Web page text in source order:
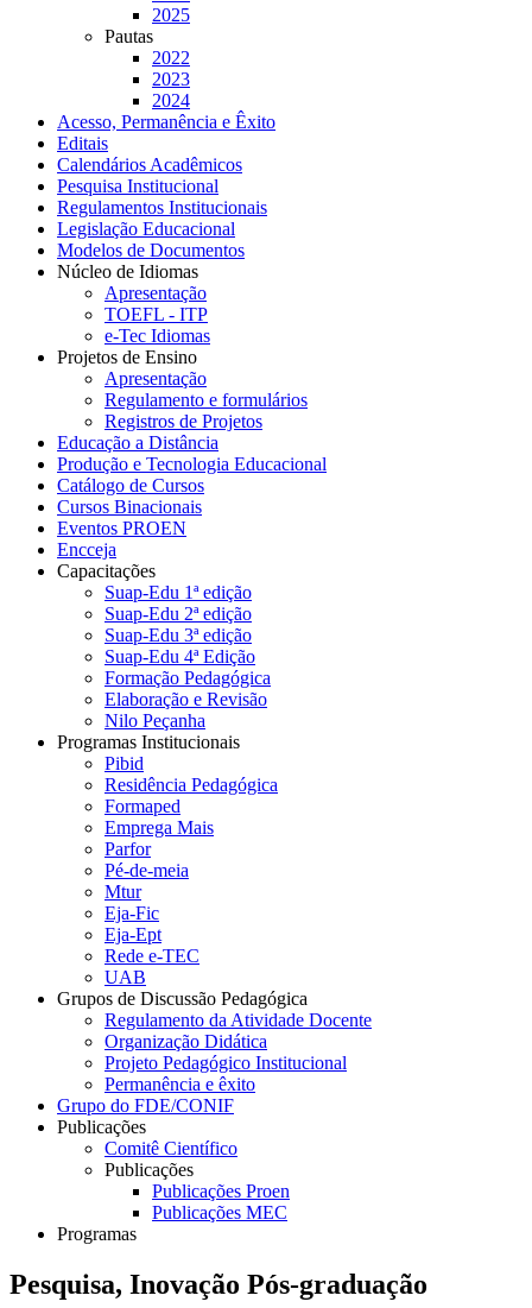
2025
Pautas
2022
2023
2024
Acesso, Permanência e Êxito
Editais
Calendários Acadêmicos
Pesquisa Institucional
Regulamentos Institucionais
Legislação Educacional
Modelos de Documentos
Núcleo de Idiomas
Apresentação
TOEFL - ITP
e-Tec Idiomas
Projetos de Ensino
Apresentação
Regulamento e formulários
Registros de Projetos
Educação a Distância
Produção e Tecnologia Educacional
Catálogo de Cursos
Cursos Binacionais
Eventos PROEN
Encceja
Capacitações
Suap-Edu 1ª edição
Suap-Edu 2ª edição
Suap-Edu 3ª edição
Suap-Edu 4ª Edição
Formação Pedagógica
Elaboração e Revisão
Nilo Peçanha
Programas Institucionais
Pibid
Residência Pedagógica
Formaped
Emprega Mais
Parfor
Pé-de-meia
Mtur
Eja-Fic
Eja-Ept
Rede e-TEC
UAB
Grupos de Discussão Pedagógica
Regulamento da Atividade Docente
Organização Didática
Projeto Pedagógico Institucional
Permanência e êxito
Grupo do FDE/CONIF
Publicações
Comitê Científico
Publicações
Publicações Proen
Publicações MEC
Programas
Pesquisa, Inovação Pós-graduação